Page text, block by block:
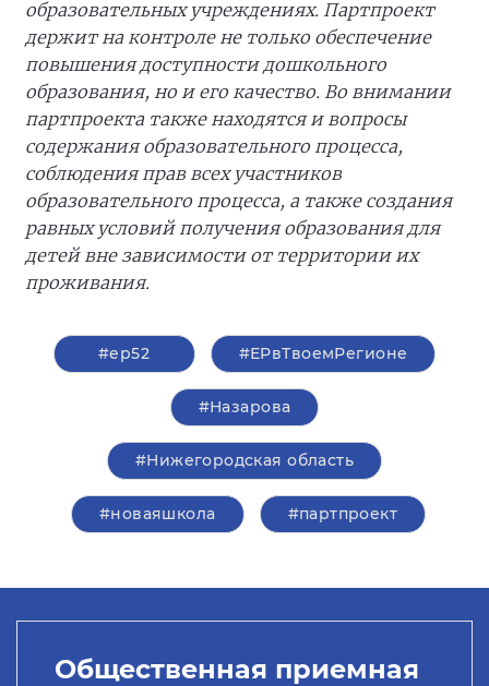
образовательных учреждениях. Партпроект
держит на контроле не только обеспечение
повышения доступности дошкольного
образования, но и его качество. Во внимании
партпроекта также находятся и вопросы
содержания образовательного процесса,
соблюдения прав всех участников
образовательного процесса, а также создания
равных условий получения образования для
детей вне зависимости от территории их
проживания.
#ер52 #ЕРвТвоемРегионе
#Назарова
#Нижегородская область
#новаяшкола #партпроект
Общественная приемная